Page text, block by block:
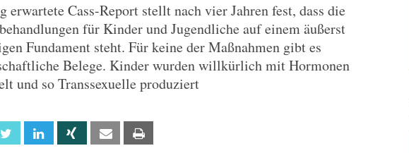
erwartete Cass-Report stellt nach vier Jahren fest, dass die
für Kinder und Jugendliche auf einem äußerst
Fundament steht. Für keine der Maßnahmen gibt es
Belege. Kinder wurden willkürlich mit Hormonen
und so Transsexuelle produziert
Twitter Linkedin Xing Email